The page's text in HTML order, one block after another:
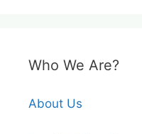
Who We Are?
About Us